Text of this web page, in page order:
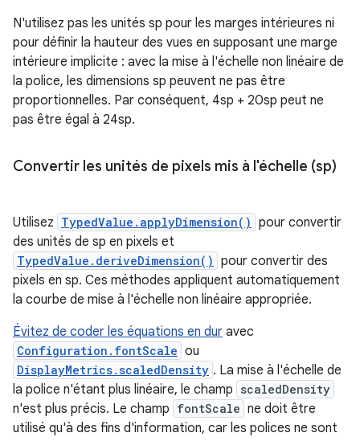
N'utilisez pas les unités sp pour les marges intérieures ni
pour définir la hauteur des vues en supposant une marge
intérieure implicite : avec la mise à l'échelle non linéaire de
la police, les dimensions sp peuvent ne pas être
proportionnelles. Par conséquent, 4sp + 20sp peut ne
pas être égal à 24sp.
Convertir les unités de pixels mis à l'échelle (sp)
Utilisez TypedValue.applyDimension() pour convertir
des unités de sp en pixels et
TypedValue.deriveDimension() pour convertir des
pixels en sp. Ces méthodes appliquent automatiquement
la courbe de mise à l'échelle non linéaire appropriée.
Évitez de coder les équations en dur avec
Configuration.fontScale ou
DisplayMetrics.scaledDensity . La mise à l'échelle de
la police n'étant plus linéaire, le champ scaledDensity
n'est plus précis. Le champ fontScale ne doit être
utilisé qu'à des fins d'information, car les polices ne sont